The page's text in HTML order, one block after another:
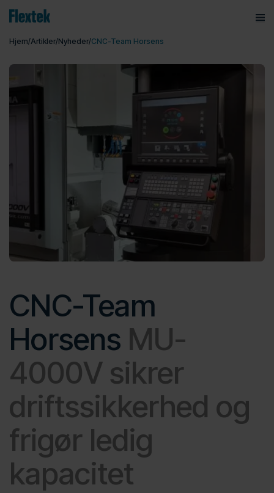
Menu
Maskiner
Showroom
Karriere
Service af maskiner
Hjem/Artikler/Nyheder/CNC-Team Horsens
CNC-Team
Horsens MU-
4000V sikrer
driftssikkerhed og
frigør ledig
kapacitet